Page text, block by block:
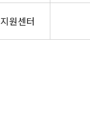
원센터